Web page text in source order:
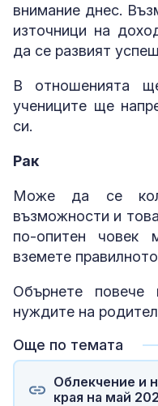
внимание днес.
източници на
да се развият
В отношенията
учениците ще
си.
Рак
Може да се
възможности и
по-опитен
вземете
Обърнете повече
нуждите на
Още по темата
Облекчение и
края на май